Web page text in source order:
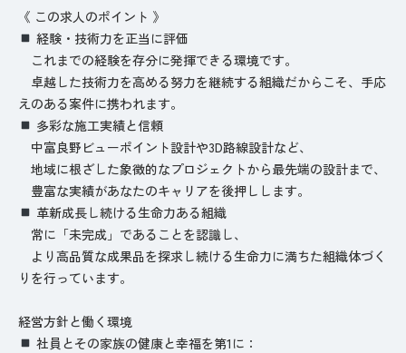
《 この求人のポイント 》
経験・技術力を正当に評価
これまでの経験を存分に発揮できる環境です。
卓越した技術力を高める努力を継続する組織だからこそ、手応
えのある案件に携われます。
多彩な施工実績と信頼
中富良野ビューポイント設計や3D路線設計など、
地域に根ざした象徴的なプロジェクトから最先端の設計まで、
豊富な実績があなたのキャリアを後押しします。
革新成長し続ける生命力ある組織
常に「未完成」であることを認識し、
より高品質な成果品を探求し続ける生命力に満ちた組織体づく
りを行っています。
経営方針と働く環境
社員とその家族の健康と幸福を第1に：